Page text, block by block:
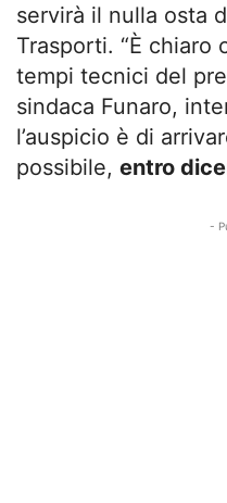
servirà il nulla osta
Trasporti. “È
tempi tecnici del
sindaca Funaro,
l’auspicio è di
possibile, entro
-